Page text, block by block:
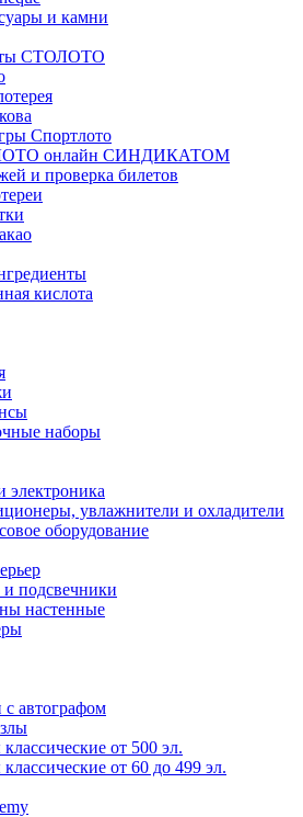
и камни
СТОЛОТО
Спортлото
онлайн СИНДИКАТОМ
и проверка билетов
кислота
наборы
электроника
увлажнители и охладители
оборудование
подсвечники
настенные
автографом
от 500 эл.
от 60 до 499 эл.